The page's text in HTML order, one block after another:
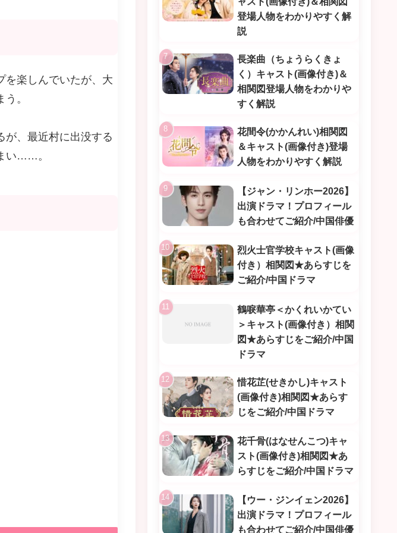
を楽しんでいたが、大
。
が、最近村に出没する
い……。
登場人物をわかりやすく解
説
長楽曲（ちょうらくきょ
く）キャスト(画像付き)＆
相関図登場人物をわかりや
すく解説
花間令(かかんれい)相関図
＆キャスト(画像付き)登場
人物をわかりやすく解説
【ジャン・リンホー2026】
出演ドラマ！プロフィール
も合わせてご紹介/中国俳優
烈火士官学校キャスト(画像
付き）相関図★あらすじを
ご紹介/中国ドラマ
鶴唳華亭＜かくれいかてい
＞キャスト(画像付き）相関
図★あらすじをご紹介/中国
ドラマ
惜花芷(せきかし)キャスト
(画像付き)相関図★あらす
じをご紹介/中国ドラマ
花千骨(はなせんこつ)キャ
スト(画像付き)相関図★あ
らすじをご紹介/中国ドラマ
【ウー・ジンイェン2026】
出演ドラマ！プロフィール
も合わせてご紹介/中国俳優